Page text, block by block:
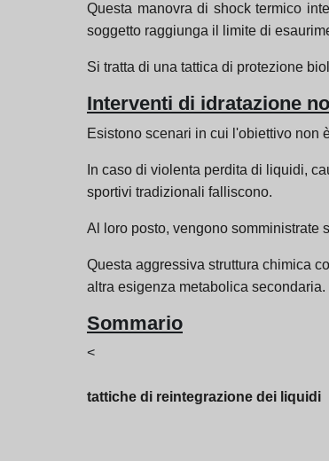
Questa manovra di shock termico
soggetto raggiunga il limite di
Si tratta di una tattica di protezione
Interventi di idratazione
Esistono scenari in cui l'obiettivo non
In caso di violenta perdita di liquidi,
sportivi tradizionali falliscono.
Al loro posto, vengono somministrate
Questa aggressiva struttura chimica
altra esigenza metabolica secondaria.
Sommario
<
tattiche di reintegrazione dei liquidi